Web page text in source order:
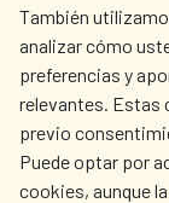
También
analizar cómo
preferencias y
relevantes. Estas
previo
Puede optar por
cookies, aunque
CULTURE AND
OUR SOCIAL